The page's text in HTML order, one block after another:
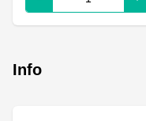
Info